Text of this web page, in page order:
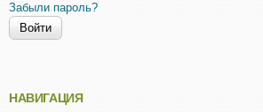
Забыли пароль?
НАВИГАЦИЯ